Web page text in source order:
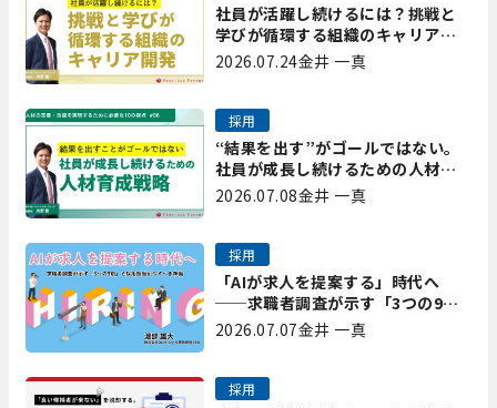
社員が活躍し続けるには？挑戦と
学びが循環する組織のキャリア開
発｜プレシャスパートナーズ矢野
2026.07.24金井 一真
“結果を出す”がゴールではない。
社員が成長し続けるための人材育
成戦略｜プレシャスパートナーズ
採用
2026.07.08金井 一真
「AIが求人を提案する」時代へ
──求職者調査が示す「3つの9
割」と、採用担当が今すべき準備
採用
2026.07.07金井 一真
採用